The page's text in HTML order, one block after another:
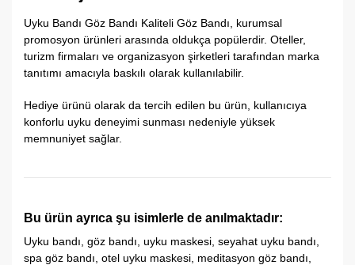
Uyku Bandı Göz Bandı Kaliteli Göz Bandı, kurumsal
promosyon ürünleri arasında oldukça popülerdir. Oteller,
turizm firmaları ve organizasyon şirketleri tarafından marka
tanıtımı amacıyla baskılı olarak kullanılabilir.
Hediye ürünü olarak da tercih edilen bu ürün, kullanıcıya
konforlu uyku deneyimi sunması nedeniyle yüksek
memnuniyet sağlar.
Bu ürün ayrıca şu isimlerle de anılmaktadır:
Uyku bandı, göz bandı, uyku maskesi, seyahat uyku bandı,
spa göz bandı, otel uyku maskesi, meditasyon göz bandı,